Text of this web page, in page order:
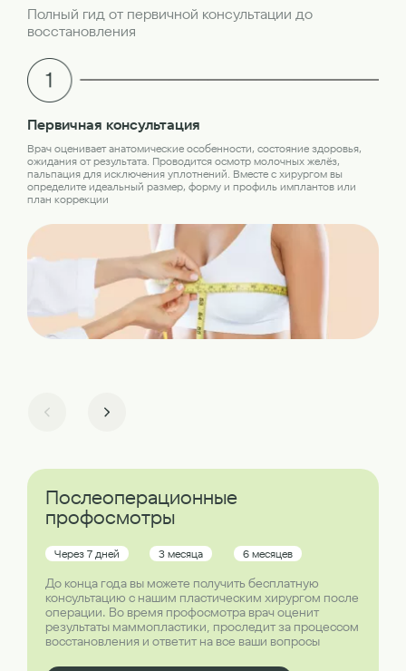
Полный гид от первичной консультации до
восстановления
Первичная консультация
Врач оценивает анатомические особенности, состояние здоровья,
ожидания от результата. Проводится осмотр молочных желёз,
пальпация для исключения уплотнений. Вместе с хирургом вы
определите идеальный размер, форму и профиль имплантов или
план коррекции
Послеоперационные
профосмотры
Через 7 дней 3 месяца 6 месяцев
До конца года вы можете получить бесплатную
консультацию с нашим пластическим хирургом после
операции. Во время профосмотра врач оценит
результаты маммопластики, проследит за процессом
восстановления и ответит на все ваши вопросы